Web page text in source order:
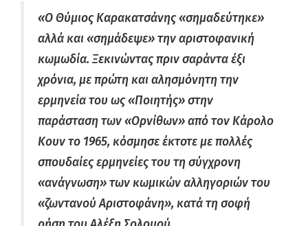
«Ο Θύμιος Καρακατσάνης «σημαδεύτηκε»
αλλά και «σημάδεψε» την αριστοφανική
κωμωδία. Ξεκινώντας πριν σαράντα έξι
χρόνια, με πρώτη και αλησμόνητη την
ερμηνεία του ως «Ποιητής» στην
παράσταση των «Ορνίθων» από τον Κάρολο
Κουν το 1965, κόσμησε έκτοτε με πολλές
σπουδαίες ερμηνείες του τη σύγχρονη
«ανάγνωση» των κωμικών αλληγοριών του
«ζωντανού Αριστοφάνη», κατά τη σοφή